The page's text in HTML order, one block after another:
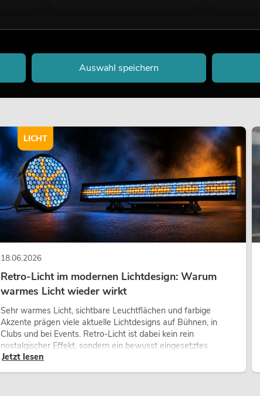
18.06.2026
Retro-Licht im modernen Lichtdesign: Warum
warmes Licht wieder wirkt
Sehr warmes Licht, sichtbare Leuchtflächen und farbige
Akzente prägen viele aktuelle Lichtdesigns auf Bühnen, in
Clubs und bei Events. Retro-Licht ist dabei kein rein
nostalgischer Effekt, sondern ein bewusst eingesetztes
Gestaltungsmittel: Es schafft Atmosphäre, gibt Szenen
Charakter und kann technische LED-Setups emotionaler
Jetzt lesen
LICHT
Auswahl speichern